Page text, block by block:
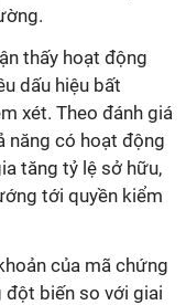
thấy hoạt động
dấu hiệu bất
xét. Theo đánh giá
năng có hoạt động
tăng tỷ lệ sở hữu,
tới quyền kiểm
của mã chứng
đột biến so với giai